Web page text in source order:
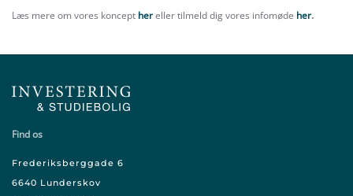
Læs mere om vores koncept hereller tilmeld dig vores infomøde her.
Find os
Frederiksberggade 6
6640 Lunderskov